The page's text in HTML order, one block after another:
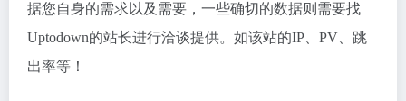
据您自身的需求以及需要，一些确切的数据则需要找
Uptodown的站长进行洽谈提供。如该站的IP、PV、跳
出率等！